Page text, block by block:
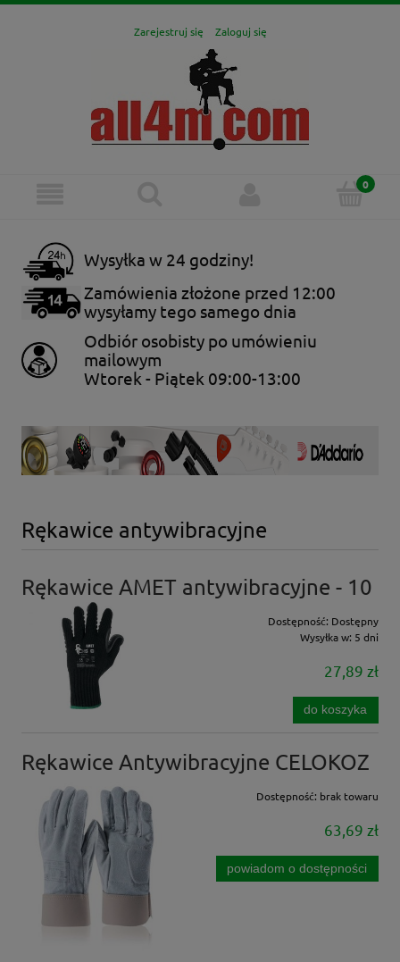
Zarejestruj się Zaloguj się
Wysyłka w 24 godziny!
Zamówienia złożone przed 12:00
wysyłamy tego samego dnia
Odbiór osobisty po umówieniu
mailowym
Wtorek - Piątek 09:00-13:00
Rękawice antywibracyjne
Rękawice AMET antywibracyjne - 10
Dostępność: Dostępny
Wysyłka w: 5 dni
27,89 zł
do koszyka
Rękawice Antywibracyjne CELOKOZ
Dostępność: brak towaru
63,69 zł
powiadom o dostępności